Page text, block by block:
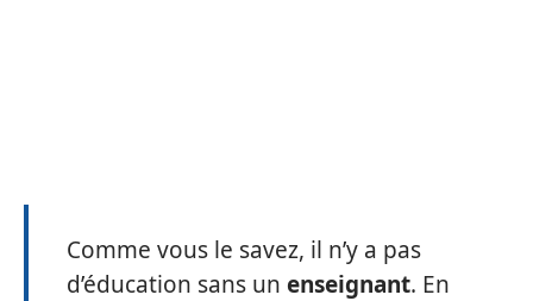
Comme vous le savez, il n’y a pas
d’éducation sans un enseignant. En